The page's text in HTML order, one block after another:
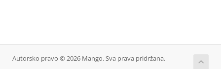
Autorsko pravo © 2026 Mango. Sva prava pridržana.